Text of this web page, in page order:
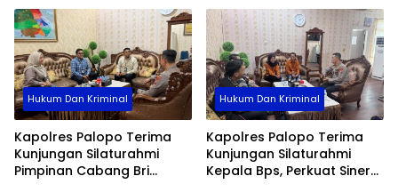
Hukum Dan Kriminal
Kapolres Palopo Terima
Kunjungan Silaturahmi
Pimpinan Cabang Bri
Hukum Dan Kriminal
Kapolres Palopo Terima
Kunjungan Silaturahmi
Kepala Bps, Perkuat Sinergi